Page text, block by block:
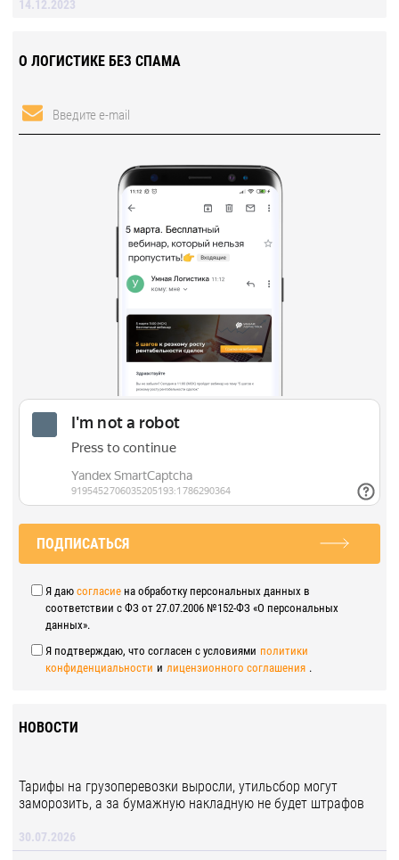
14.12.2023
О ЛОГИСТИКЕ БЕЗ СПАМА
ПОДПИСАТЬСЯ
Я даю согласие на обработку персональных данных в
соответствии с ФЗ от 27.07.2006 №152-ФЗ «О персональных
данных».
Я подтверждаю, что согласен с условиями политики
конфиденциальности и лицензионного соглашения .
НОВОСТИ
Тарифы на грузоперевозки выросли, утильсбор могут
заморозить, а за бумажную накладную не будет штрафов
30.07.2026